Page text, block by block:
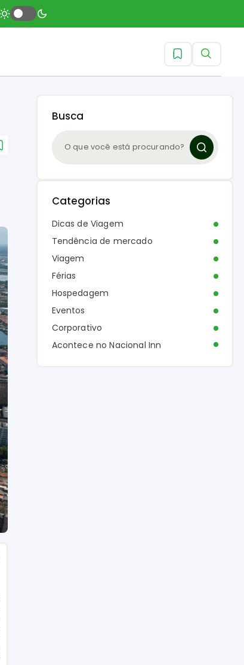
Busca
Categorias
Dicas de Viagem
Tendência de mercado
Viagem
Férias
Hospedagem
Eventos
Corporativo
Acontece no Nacional Inn